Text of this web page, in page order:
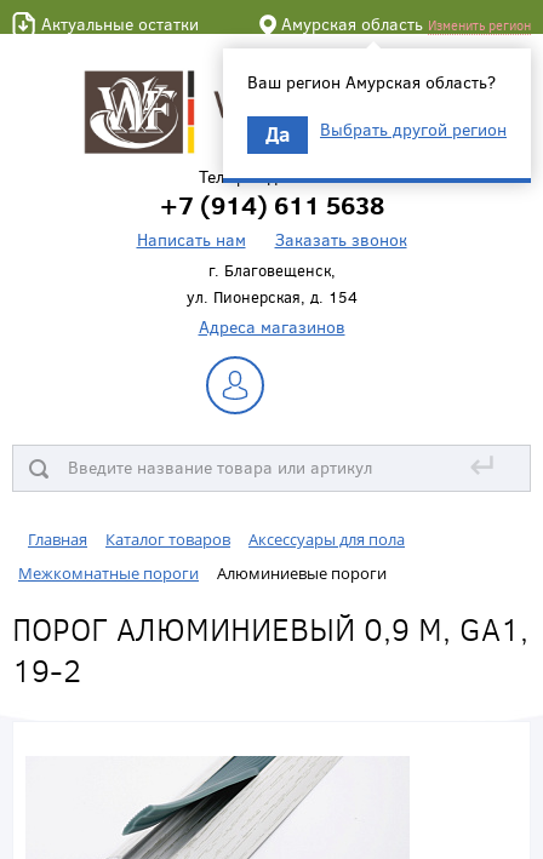
Актуальные остатки Амурская область Изменить регион
Ваш регион Амурская область?
Да Выбрать другой регион
Телефон для связи
+7 (914) 611 5638
Написать нам Заказать звонок
г. Благовещенск,
ул. Пионерская, д. 154
Адреса магазинов
↵
Главная Каталог товаров
Аксессуары для пола
Межкомнатные пороги
Алюминиевые пороги
ПОРОГ АЛЮМИНИЕВЫЙ 0,9 М, GA1,
19-2